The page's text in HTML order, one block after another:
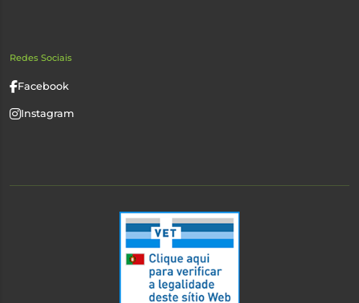
Redes Sociais
Facebook
Instagram